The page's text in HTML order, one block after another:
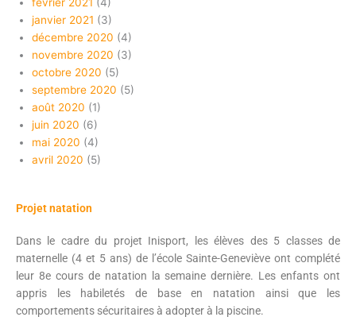
janvier 2021 (3)
décembre 2020 (4)
novembre 2020 (3)
octobre 2020 (5)
septembre 2020 (5)
août 2020 (1)
juin 2020 (6)
mai 2020 (4)
avril 2020 (5)
Projet natation
Dans le cadre du projet Inisport, les élèves des 5 classes de
maternelle (4 et 5 ans) de l’école Sainte-Geneviève ont complété
leur 8e cours de natation la semaine dernière. Les enfants ont
appris les habiletés de base en natation ainsi que les
comportements sécuritaires à adopter à la piscine.